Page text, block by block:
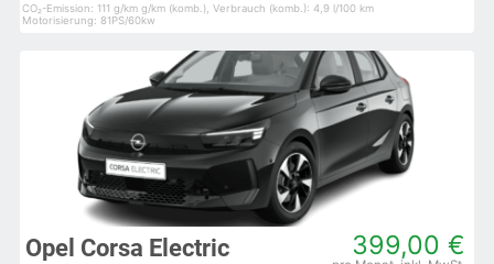
CO₂-Emission: 111 g/km g/km (komb.), Verbrauch (komb.): 4,9 l/100 km
Motorisierung: 81PS/60kw
399,00 €
Opel Corsa Electric